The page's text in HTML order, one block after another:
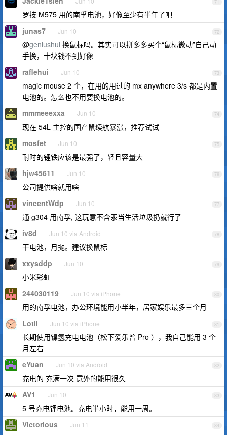
71
罗技 M575 用的南孚电池，好像至少有半年了吧
72
junas7 Jun 10
@geniushui 换鼠标吗。其实可以拼多多买个“鼠标微动”自己动
手换，十块钱不到好像
73
raflehui Jun 10
magic mouse 2 个，在用的用过的 mx anywhere 3/s 都是内置
电池的。怎么也不用要换电池的。
74
mmmeeexxa Jun 10
现在 54L 主控的国产鼠续航暴涨，推荐试试
75
mosfet Jun 10
耐时的锂铁应该是最强了，轻且容量大
76
hjw45611 Jun 10
公司提供啥就用啥
77
vincentWdp Jun 10
通 g304 用南孚, 这玩意不含汞当生活垃圾扔就行了
78
iv8d Jun 10 via Android
干电池，月抛。建议换鼠标
79
xxysddp Jun 10
小米彩虹
80
244030119 Jun 10 via iPhone
用的南孚电池，办公环境能用小半年，居家娱乐最多三个月
81
Lotii Jun 10 via iPhone
长期使用镍氢充电电池（松下爱乐普 Pro ），我自己能用 3 个
月左右
82
eYuan Jun 10 via Android
充电的 充满一次 意外的能用很久
83
AV1 Jun 10
5 号充电锂电池。充电半小时，能用一周。
84
Victorious Jun 11